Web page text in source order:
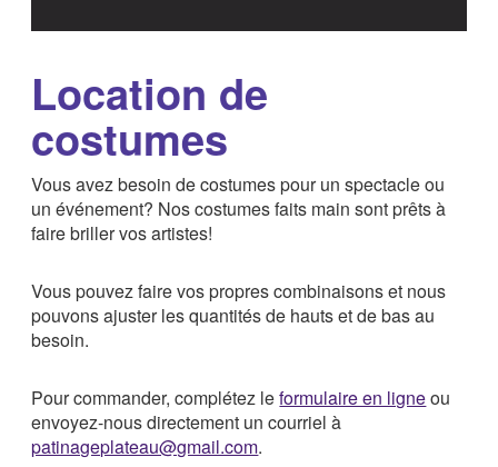
Location de
costumes
Vous avez besoin de costumes pour un spectacle ou
un événement? Nos costumes faits main sont prêts à
faire briller vos artistes!
Vous pouvez faire vos propres combinaisons et nous
pouvons ajuster les quantités de hauts et de bas au
besoin.
Pour commander, complétez leformulaire en ligneou
envoyez-nous directement un courriel à
patinageplateau@gmail.com.